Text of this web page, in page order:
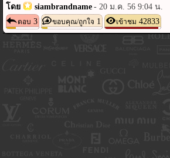
โดย siambrandname -20 ม.ค. 56 9:04 น.
ตอบ 3 ขอบคุณ/ถูกใจ 1 เข้าชม 42833